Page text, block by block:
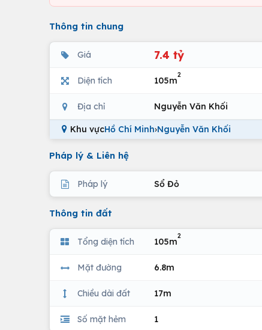
Thông tin chung
Giá 7.4 tỷ
Diện tích 105m
2
Địa chỉ Nguyễn Văn Khối
Khu vựcHồ Chí Minh›Nguyễn Văn Khối
Pháp lý & Liên hệ
Pháp lý Sổ Đỏ
Thông tin đất
Tổng diện tích 105m
2
Mặt đường 6.8m
Chiều dài đất 17m
Số mặt hẻm 1